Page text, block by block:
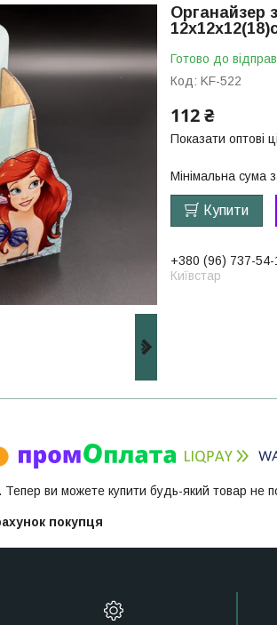
Органайзер
Готово до
Код: KF-522
112 ₴
Показати оптові
Мінімальна сума
Купити
+380 (96) 737-54-
Київстар
Тепер ви можете купити будь-який товар не
покупця